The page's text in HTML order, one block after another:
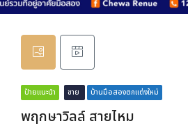
ป้ายแนะนำ ขาย บ้านมือสองตกแต่งใหม่
พฤกษาวิลล์ สายไหม